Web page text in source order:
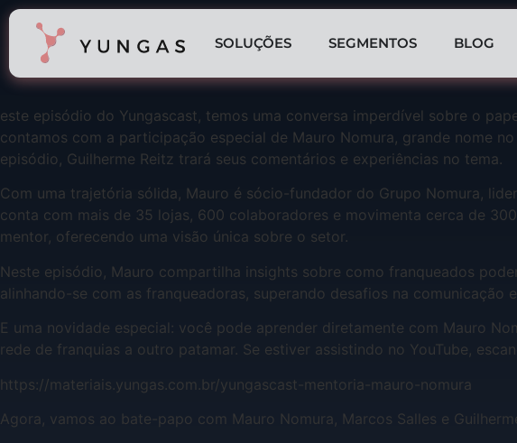
SOLUÇÕES SEGMENTOS BLOG
este episódio do Yungascast, temos uma conversa imperdível sobre o
contamos com a participação especial de Mauro Nomura, grande nome
episódio, Guilherme Reitz trará seus comentários e experiências no tema.
Com uma trajetória sólida, Mauro é sócio-fundador do Grupo Nomura,
conta com mais de 35 lojas, 600 colaboradores e movimenta cerca de
mentor, oferecendo uma visão única sobre o setor.
Neste episódio, Mauro compartilha insights sobre como franqueados
alinhando-se com as franqueadoras, superando desafios na comunicação
E uma novidade especial: você pode aprender diretamente com Mauro
rede de franquias a outro patamar. Se estiver assistindo no YouTube,
⁠https://materiais.yungas.com.br/yungascast-mentoria-mauro-nomura⁠
Agora, vamos ao bate-papo com Mauro Nomura, Marcos Salles e